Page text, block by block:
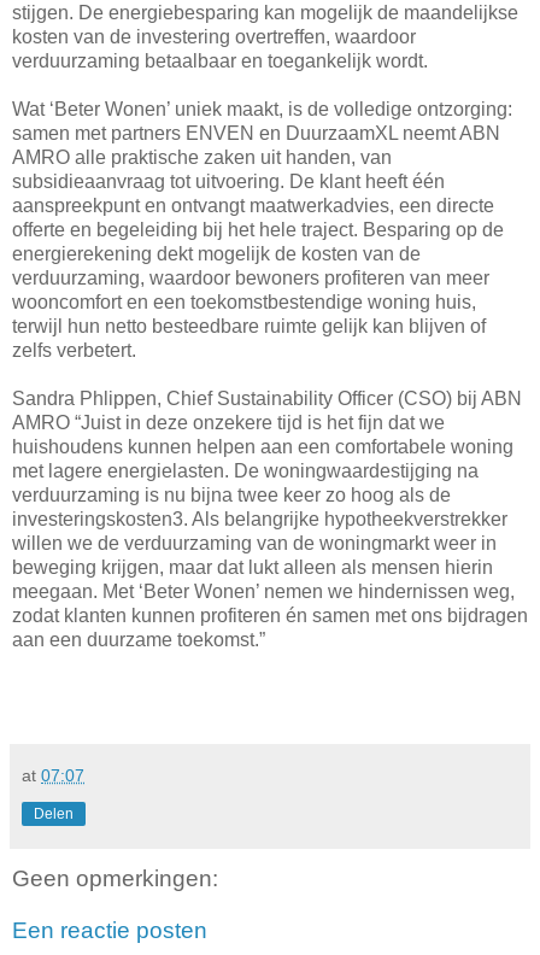
stijgen. De energiebesparing kan mogelijk de maandelijkse
kosten van de investering overtreffen, waardoor
verduurzaming betaalbaar en toegankelijk wordt.
Wat ‘Beter Wonen’ uniek maakt, is de volledige ontzorging:
samen met partners ENVEN en DuurzaamXL neemt ABN
AMRO alle praktische zaken uit handen, van
subsidieaanvraag tot uitvoering. De klant heeft één
aanspreekpunt en ontvangt maatwerkadvies, een directe
offerte en begeleiding bij het hele traject. Besparing op de
energierekening dekt mogelijk de kosten van de
verduurzaming, waardoor bewoners profiteren van meer
wooncomfort en een toekomstbestendige woning huis,
terwijl hun netto besteedbare ruimte gelijk kan blijven of
zelfs verbetert.
Sandra Phlippen, Chief Sustainability Officer (CSO) bij ABN
AMRO “Juist in deze onzekere tijd is het fijn dat we
huishoudens kunnen helpen aan een comfortabele woning
met lagere energielasten. De woningwaardestijging na
verduurzaming is nu bijna twee keer zo hoog als de
investeringskosten3. Als belangrijke hypotheekverstrekker
willen we de verduurzaming van de woningmarkt weer in
beweging krijgen, maar dat lukt alleen als mensen hierin
meegaan. Met ‘Beter Wonen’ nemen we hindernissen weg,
zodat klanten kunnen profiteren én samen met ons bijdragen
aan een duurzame toekomst.”
at 07:07
Delen
Geen opmerkingen:
Een reactie posten